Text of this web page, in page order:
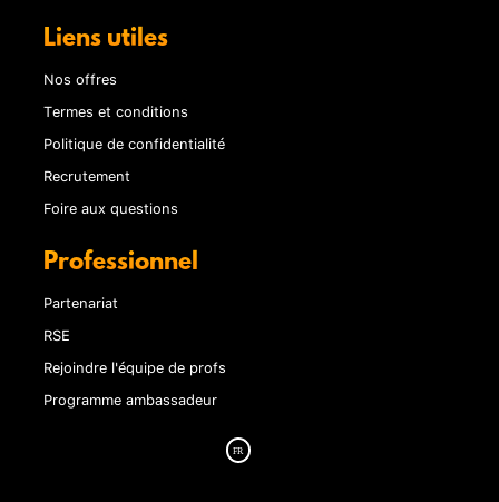
Liens utiles
Nos offres
Termes et conditions
Politique de confidentialité
Recrutement
Foire aux questions
Professionnel
Partenariat
RSE
Rejoindre l'équipe de profs
Programme ambassadeur